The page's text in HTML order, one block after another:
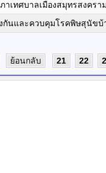
าเทศบาลเมืองสมุทรสงค
กันและควบคุมโรคพิษสุนัข
ย้อนกลับ 21 22